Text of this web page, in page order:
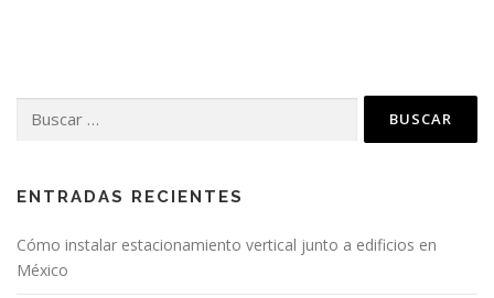
n
e
ENTRADAS RECIENTES
Cómo instalar estacionamiento vertical junto a edificios en
México